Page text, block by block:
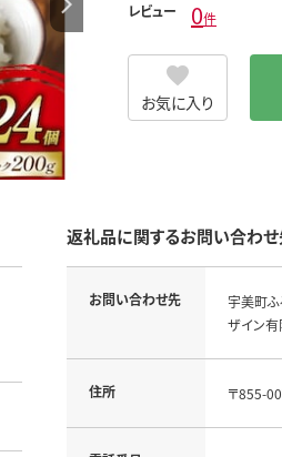
レビュー 0件
お気に入り
返礼品に関するお問い合わ
お問い合わせ先
宇美町
ザイン
住所 〒855-